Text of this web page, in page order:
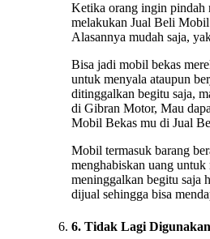
Ketika orang ingin pindah
melakukan Jual Beli
Alasannya mudah saja,
Bisa jadi mobil bekas
untuk menyala ataupun
ditinggalkan begitu saja,
di Gibran Motor, Mau
Mobil Bekas mu di Jual
Mobil termasuk barang
menghabiskan uang
meninggalkan begitu saja
dijual sehingga bisa
6. Tidak Lagi Digunakan